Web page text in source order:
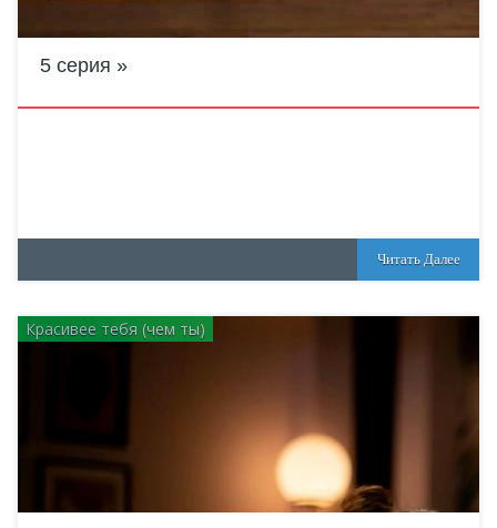
5 серия
Читать Далее
Красивее тебя (чем ты)